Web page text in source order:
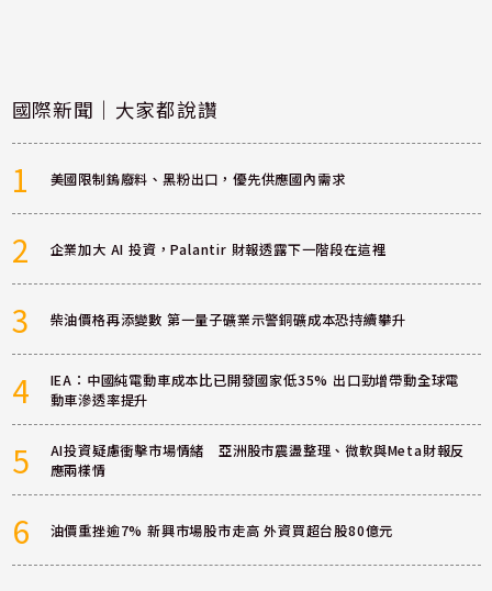
國際新聞｜大家都說讚
1 美國限制鎢廢料、黑粉出口，優先供應國內需求
2 企業加大 AI 投資，Palantir 財報透露下一階段在這裡
3 柴油價格再添變數 第一量子礦業示警銅礦成本恐持續攀升
4
IEA：中國純電動車成本比已開發國家低35% 出口勁增帶動全球電
動車滲透率提升
5
AI投資疑慮衝擊市場情緒 亞洲股市震盪整理、微軟與Meta財報反
應兩樣情
6 油價重挫逾7% 新興市場股市走高 外資買超台股80億元